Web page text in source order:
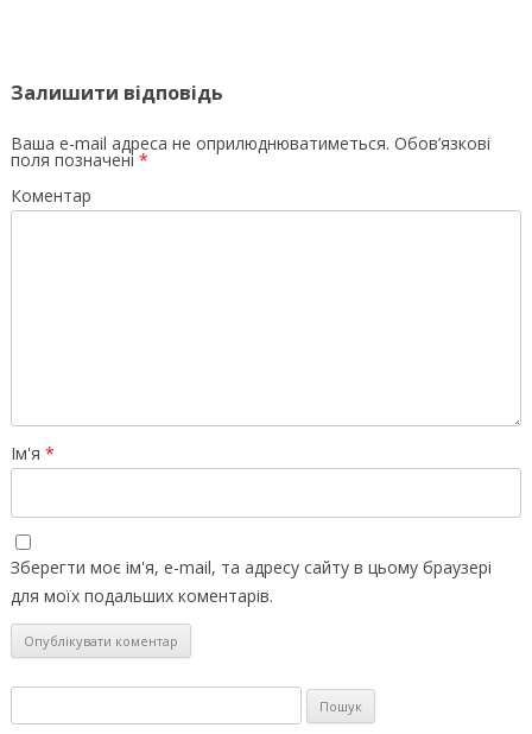
Залишити відповідь
Ваша e-mail адреса не оприлюднюватиметься. Обов’язкові
поля позначені *
Коментар
Ім'я *
Зберегти моє ім'я, e-mail, та адресу сайту в цьому браузері
для моїх подальших коментарів.